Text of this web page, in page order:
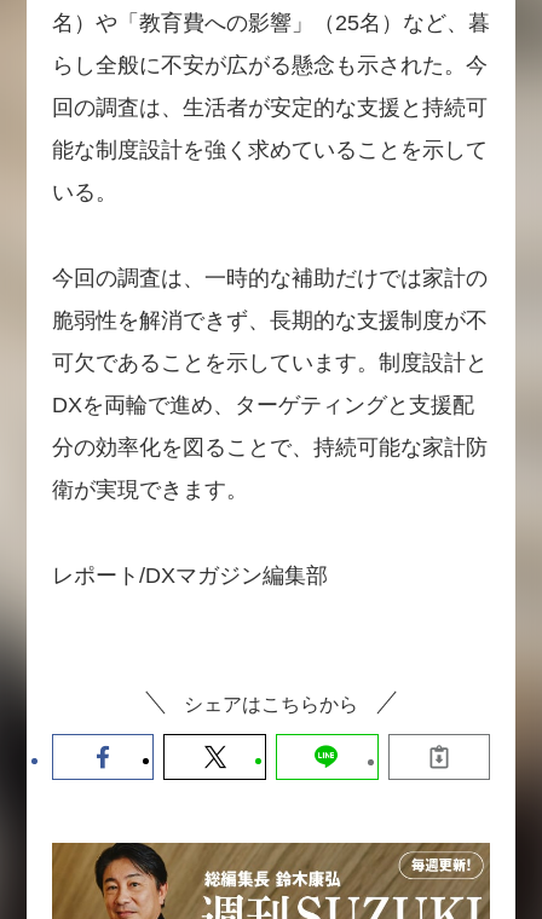
名）や「教育費への影響」（25名）など、暮
らし全般に不安が広がる懸念も示された。今
回の調査は、生活者が安定的な支援と持続可
能な制度設計を強く求めていることを示して
いる。
今回の調査は、一時的な補助だけでは家計の
脆弱性を解消できず、長期的な支援制度が不
可欠であることを示しています。制度設計と
DXを両輪で進め、ターゲティングと支援配
分の効率化を図ることで、持続可能な家計防
衛が実現できます。
レポート/DXマガジン編集部
シェアはこちらから